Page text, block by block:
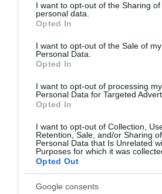
not limited to your visit or usage
grant or deny consent to Google and
use your data for below specified
consent section.
I want to opt-out of the Sharing of
personal data.
Opted In
I want to opt-out of the Sale of my
Personal Data.
Opted In
I want to opt-out of processing my
Personal Data for Targeted
Opted In
I want to opt-out of Collection,
Retention, Sale, and/or Sharing
Personal Data that Is Unrelated
Purposes for which it was
Opted Out
Google consents
ΡΟΗ ΕΙΔΗΣΕΩΝ